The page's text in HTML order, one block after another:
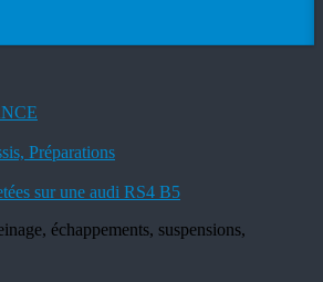
Préparations
sur une audi RS4 B5
échappements, suspensions,